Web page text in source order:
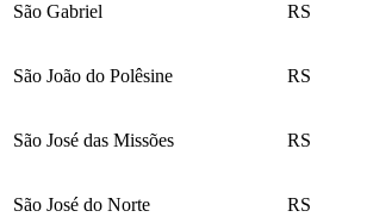
São Gabriel RS
São João do Polêsine RS
São José das Missões RS
São José do Norte RS